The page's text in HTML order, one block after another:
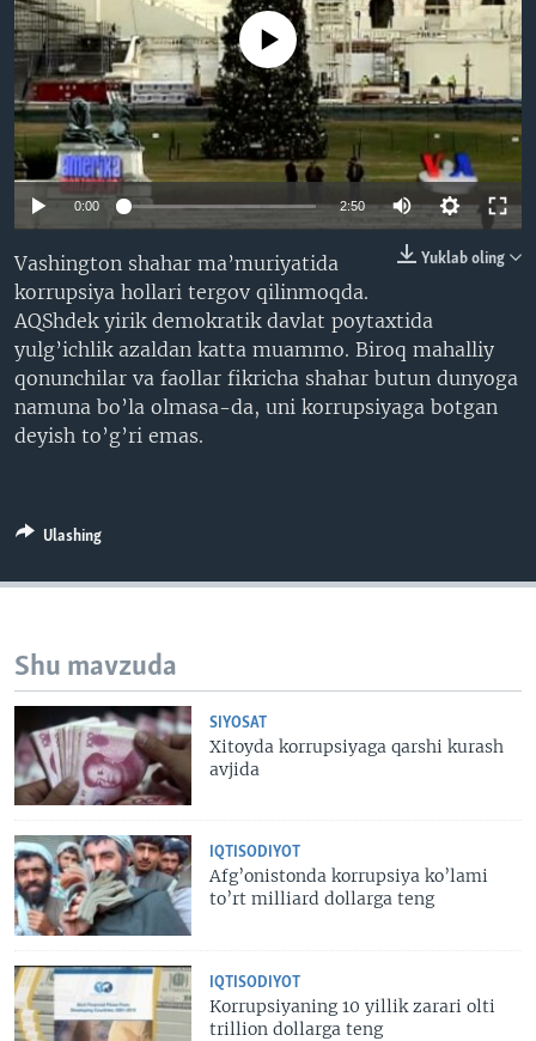
VIDEO
XABARLAR SURATLARDA
ODNOKLASSNIKI
TELEGRAM
TWITTER
SOUNDCLOUD
VOA
No media source currently available
0:00 2:50
Yuklab oling
Vashington shahar ma’muriyatida
korrupsiya hollari tergov qilinmoqda.
AQShdek yirik demokratik davlat poytaxtida
yulg’ichlik azaldan katta muammo. Biroq mahalliy
qonunchilar va faollar fikricha shahar butun dunyoga
namuna bo’la olmasa-da, uni korrupsiyaga botgan
deyish to’g’ri emas.
Ulashing
Shu mavzuda
SIYOSAT
Xitoyda korrupsiyaga qarshi kurash
avjida
IQTISODIYOT
Afg’onistonda korrupsiya ko’lami
to’rt milliard dollarga teng
IQTISODIYOT
Korrupsiyaning 10 yillik zarari olti
trillion dollarga teng